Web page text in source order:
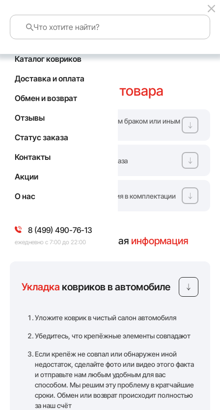
Каталог ковриков
Доставка и оплата
Обмен и возврат
Отзывы
Статус заказа
Контакты
Акции
О нас
8 (499) 490-76-13
ежедневно с 7:00 до 22:00
Обмен и возврат товара
Вы получили товар с заводским браком или иным
Инструкция по получению заказа
Если обнаружены расхождения в комплектации
Дополнительная полезная информация
Укладка ковриков в автомобиле
Уложите коврик в чистый салон автомобиля
Убедитесь, что крепёжные элементы совпадают
Если крепёж не совпал или обнаружен иной
недостаток, сделайте фото или видео этого факта
и отправьте нам любым удобным для вас
способом. Мы решим эту проблему в кратчайшие
сроки. Обмен или возврат происходит полностью
за наш счёт